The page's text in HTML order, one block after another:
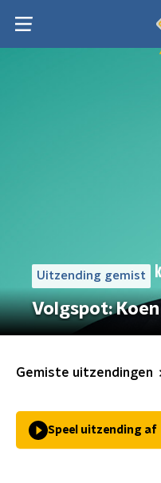
Uitzending gemist
Volgspot:
Gemiste uitzendingen
Speel uitzending af